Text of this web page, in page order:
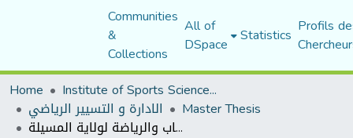
Communities
&
Collections
All of
DSpace Statistics Profils
Home
Institute of Sports Sciences and Techniques
الادارة و التسيير الرياضي Master Thesis
دور بيئة العمل في تحقيق الابداع الاداري الرياضي لدى موظفي مديرية الشباب والرياضة لولاية المسيلة